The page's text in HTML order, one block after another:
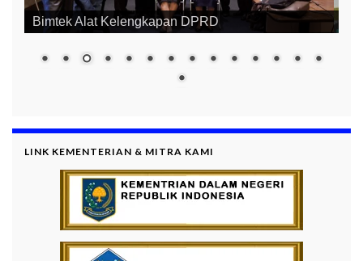
Bimtek Alat Kelengkapan DPRD
LINK KEMENTERIAN & MITRA KAMI